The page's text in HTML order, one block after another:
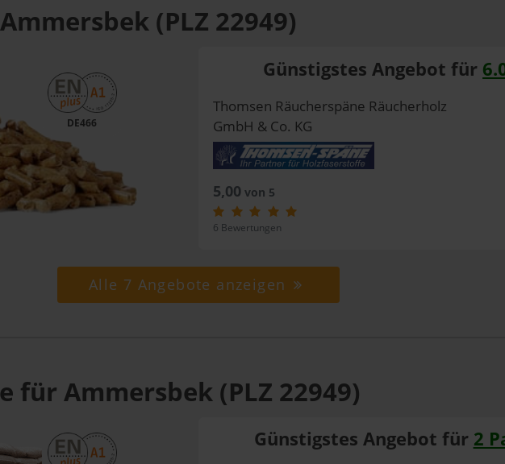
(PLZ 22949)
DE466
Günstigstes Angebot für
Thomsen Räucherspäne Räucherholz
GmbH & Co. KG
5,00 von 5
6 Bewertungen
Alle 7 Angebote anzeigen
für Ammersbek (PLZ 22949)
Günstigstes Angebot für 2